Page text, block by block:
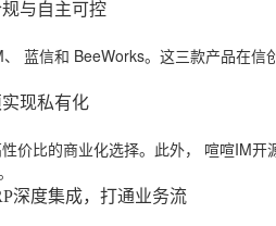
与自主可控
、 蓝信和 BeeWorks。这三款产品在信
现私有化
价比的商业化选择。此外， 喧喧IM开
深度集成，打通业务流